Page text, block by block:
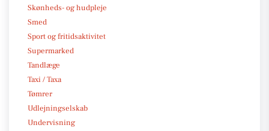
Skønheds- og hudpleje
Smed
Sport og fritidsaktivitet
Supermarked
Tandlæge
Taxi / Taxa
Tømrer
Udlejningselskab
Undervisning